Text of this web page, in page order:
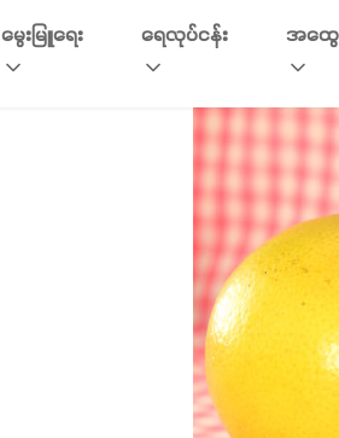
မွေးမြူရေး ရေလုပ်ငန်း အထွ